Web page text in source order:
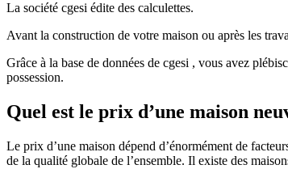
La société cgesi édite des calculettes.
Avant la construction de votre maison ou après les
Grâce à la base de données de cgesi , vous avez
possession.
Quel est le prix d’une maison
Le prix d’une maison dépend d’énormément de
de la qualité globale de l’ensemble. Il existe des